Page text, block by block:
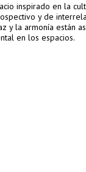
inspirado en la
y de
y la armonía están
en los espacios.